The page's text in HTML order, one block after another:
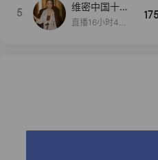
5
维密中国十周
年 与你如此
直播16小时48